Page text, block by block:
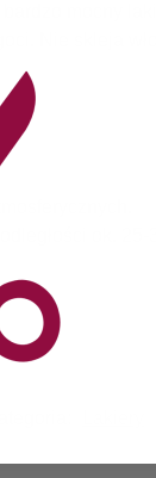
bardzo mocny
Nie skleja
ok. 25-